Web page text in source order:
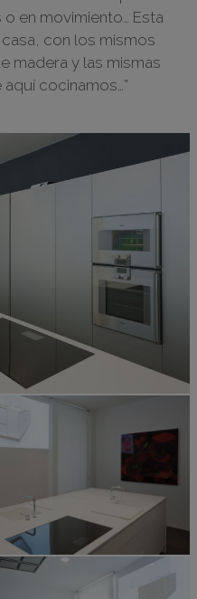
en movimiento… Esta
con los mismos
madera y las mismas
cocinamos…”